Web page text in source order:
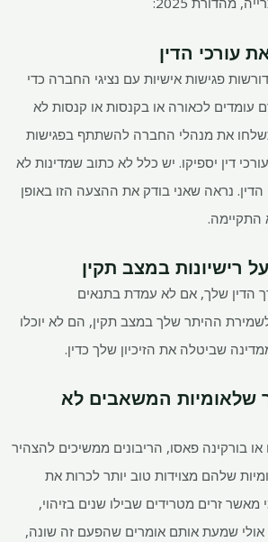
עורכי הדין
פגישות אישיות עם נציגי החברה כדי
עומדים לכאורה או בקנסות או קנסות לא
את מנהלי החברה להשתתף בפגישות
דין יספיקו. יש כלל לא כתוב שמדינות לא
הדין. נראה שאני בודק את ההצעה הזו באופן
התקיימה.
רישיונות במצב תקין
הדין שלך, אם לא עמדת בתנאים
ההיתר שלך במצב תקין, הם לא יוכלו
שביטלה את הזיכיון שלך כדין.
שלאומיות המשאבים לא
בורקינה פאסו, הריבונים ממשיכים להצהיר
שלהם מצוידות טוב יותר לכרות את
זרים מטרידים שבילו שנים בזיהוי,
אולי שמעת אותם אומרים שהפעם זה שונה,